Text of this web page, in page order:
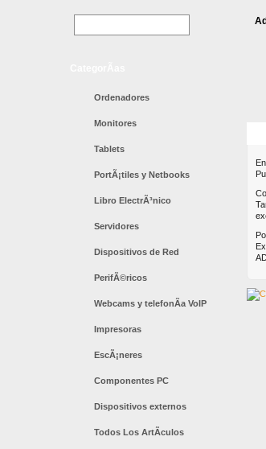
Ordenadores
Monitores
Tablets
PortÃ¡tiles y Netbooks
Libro ElectrÃ³nico
Servidores
Dispositivos de Red
PerifÃ©ricos
Webcams y telefonÃ­a VoIP
Impresoras
EscÃ¡neres
Componentes PC
Dispositivos externos
Todos Los ArtÃ­culos